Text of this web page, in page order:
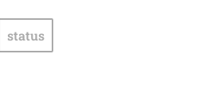
status